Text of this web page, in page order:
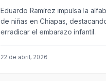
Eduardo Ramírez impulsa la
de niñas en Chiapas,
erradicar el embarazo infantil.
22 de abril, 2026